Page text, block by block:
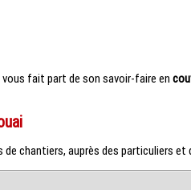
vous fait part de son savoir-faire en
chantiers, auprès des particuliers et